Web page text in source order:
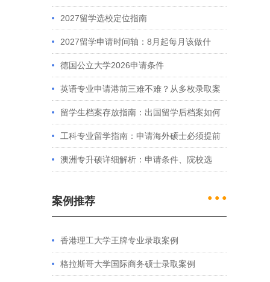
2027留学选校定位指南
2027留学申请时间轴：8月起每月该做什
么？英、美、澳、港申请全攻略
德国公立大学2026申请条件
英语专业申请港前三难不难？从多枚录取案
例看港大、港中文申请要求
留学生档案存放指南：出国留学后档案如何
处理？留学服务中心常见问题解答
工科专业留学指南：申请海外硕士必须提前
准备的4件事
澳洲专升硕详细解析：申请条件、院校选
案例推荐 ● ● ●
香港理工大学王牌专业录取案例
格拉斯哥大学国际商务硕士录取案例